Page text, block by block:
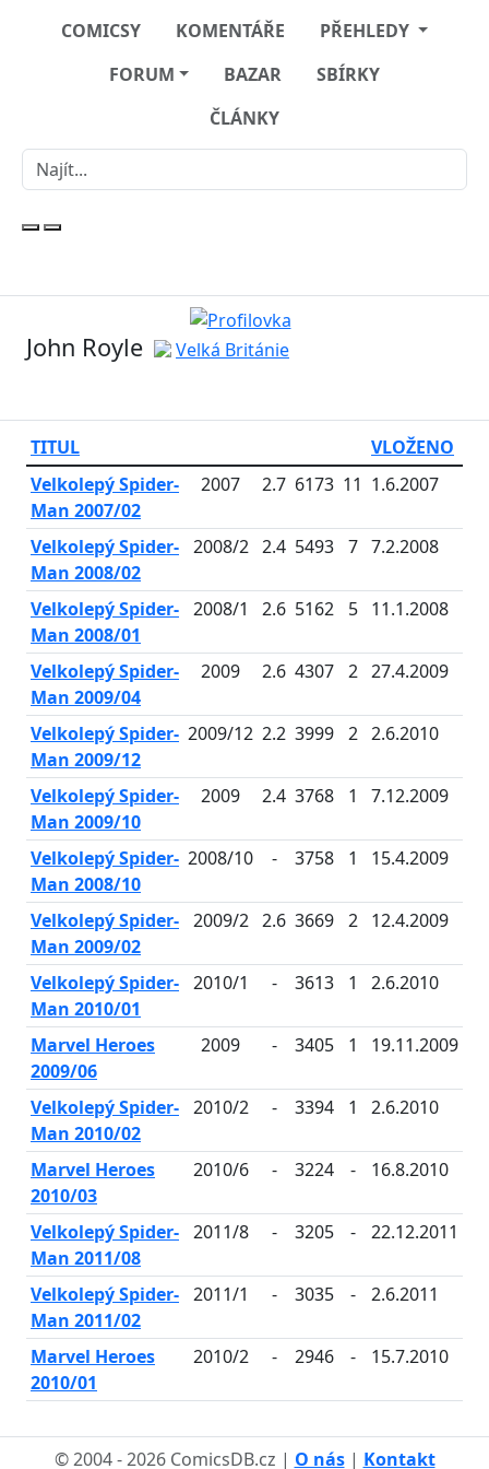
COMICSY KOMENTÁŘE
PŘEHLEDY
FORUM
BAZAR
SBÍRKY
ČLÁNKY
John Royle Velká Británie
TITUL
VLOŽENO
Velkolepý Spider-
Man 2007/02
2007 2.7 6173 11 1.6.2007
Velkolepý Spider-
Man 2008/02
2008/2 2.4 5493 7 7.2.2008
Velkolepý Spider-
Man 2008/01
2008/1 2.6 5162 5 11.1.2008
Velkolepý Spider-
Man 2009/04
2009 2.6 4307 2 27.4.2009
Velkolepý Spider-
Man 2009/12
2009/12 2.2 3999 2 2.6.2010
Velkolepý Spider-
Man 2009/10
2009 2.4 3768 1 7.12.2009
Velkolepý Spider-
Man 2008/10
2008/10 - 3758 1 15.4.2009
Velkolepý Spider-
Man 2009/02
2009/2 2.6 3669 2 12.4.2009
Velkolepý Spider-
Man 2010/01
2010/1 - 3613 1 2.6.2010
Marvel Heroes
2009/06
2009 - 3405 1 19.11.2009
Velkolepý Spider-
Man 2010/02
2010/2 - 3394 1 2.6.2010
Marvel Heroes
2010/03
2010/6 - 3224 - 16.8.2010
Velkolepý Spider-
Man 2011/08
2011/8 - 3205 - 22.12.2011
Velkolepý Spider-
Man 2011/02
2011/1 - 3035 - 2.6.2011
Marvel Heroes
2010/01
2010/2 - 2946 - 15.7.2010
© 2004 - 2026 ComicsDB.cz | O nás| Kontakt